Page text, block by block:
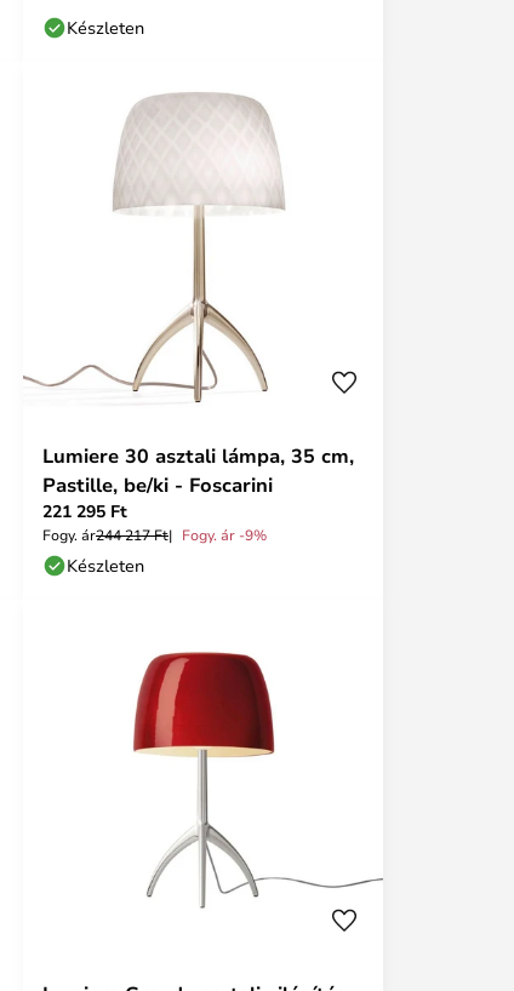
Készleten
Lumiere 30 asztali lámpa, 35 cm,
Pastille, be/ki - Foscarini
221 295 Ft
Fogy. ár244 217 Ft Fogy. ár -9%
Készleten